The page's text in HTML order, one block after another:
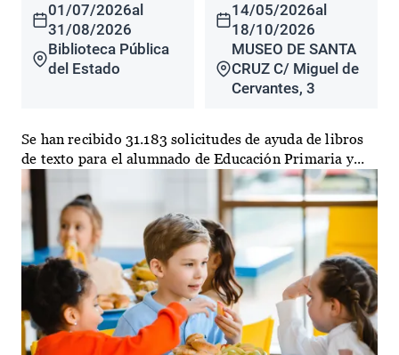
01/07/2026al
31/08/2026
Biblioteca Pública
del Estado
14/05/2026al
18/10/2026
MUSEO DE SANTA
CRUZ C/ Miguel de
Cervantes, 3
Se han recibido 31.183 solicitudes de ayuda de libros
de texto para el alumnado de Educación Primaria y...